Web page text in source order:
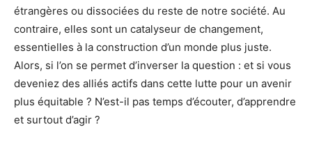
étrangères ou dissociées du reste de notre société. Au
contraire, elles sont un catalyseur de changement,
essentielles à la construction d’un monde plus juste.
Alors, si l’on se permet d’inverser la question : et si vous
deveniez des alliés actifs dans cette lutte pour un avenir
plus équitable ? N’est-il pas temps d’écouter, d’apprendre
et surtout d’agir ?